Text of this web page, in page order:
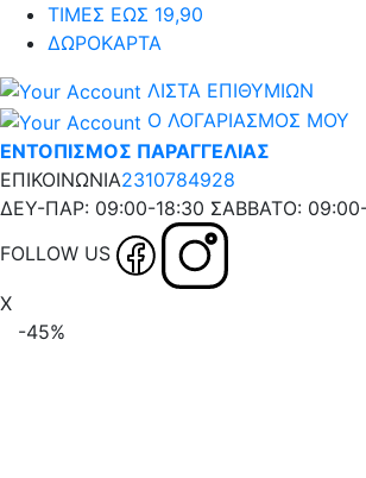
ΤΙΜΕΣ ΕΩΣ 19,90
ΔΩΡΟΚΑΡΤΑ
ΛΙΣΤΑ ΕΠΙΘΥΜΙΩΝ
Ο ΛΟΓΑΡΙΑΣΜΟΣ ΜΟΥ
ΕΝΤΟΠΙΣΜΟΣ ΠΑΡΑΓΓΕΛΙΑΣ
ΕΠΙΚΟΙΝΩΝΙΑ2310784928
ΔΕΥ-ΠΑΡ: 09:00-18:30 ΣΑΒΒΑΤΟ: 09:00-
FOLLOW US
X
-45%